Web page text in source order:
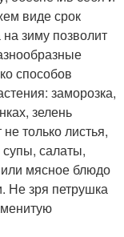
виде срок
зиму позволит
способов
заморозка,
зелень
только листья,
супы, салаты,
мясное блюдо
Не зря петрушка